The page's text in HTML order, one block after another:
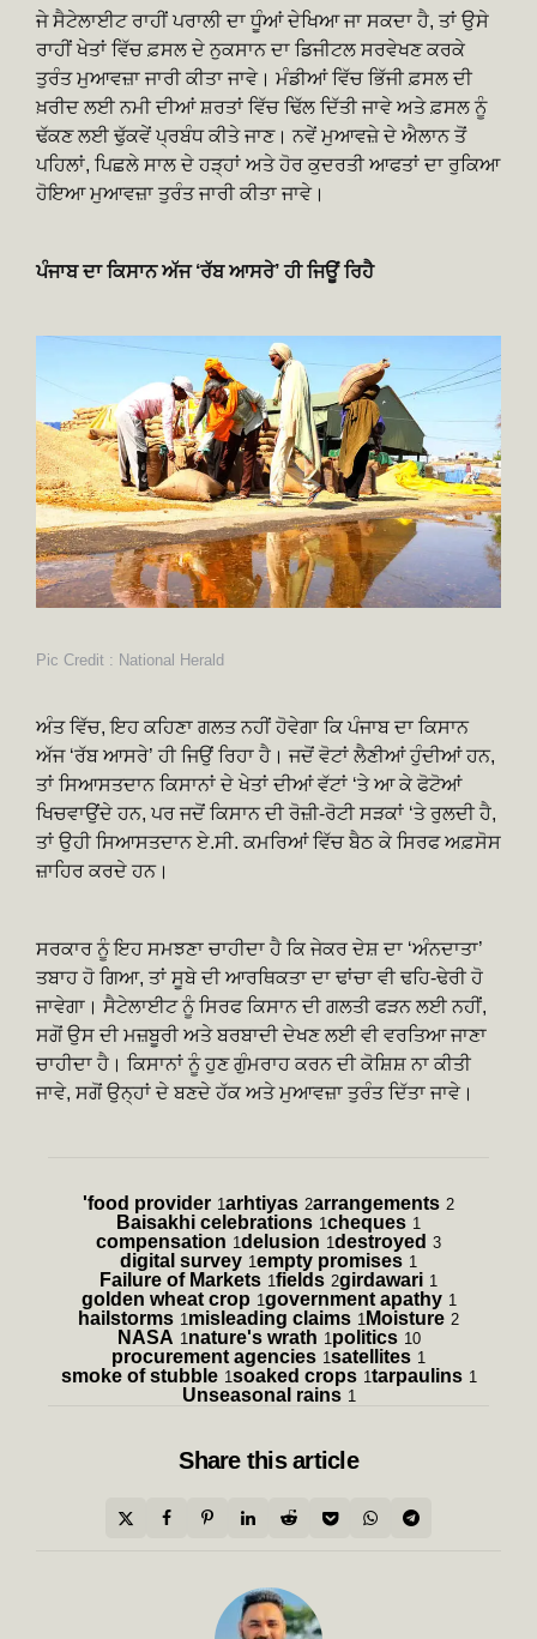
ਜੇ ਸੈਟੇਲਾਈਟ ਰਾਹੀਂ ਪਰਾਲੀ ਦਾ ਧੂੰਆਂ ਦੇਖਿਆ ਜਾ ਸਕਦਾ ਹੈ, ਤਾਂ ਉਸੇ
ਰਾਹੀਂ ਖੇਤਾਂ ਵਿੱਚ ਫ਼ਸਲ ਦੇ ਨੁਕਸਾਨ ਦਾ ਡਿਜੀਟਲ ਸਰਵੇਖਣ ਕਰਕੇ
ਤੁਰੰਤ ਮੁਆਵਜ਼ਾ ਜਾਰੀ ਕੀਤਾ ਜਾਵੇ। ਮੰਡੀਆਂ ਵਿੱਚ ਭਿੱਜੀ ਫ਼ਸਲ ਦੀ
ਖ਼ਰੀਦ ਲਈ ਨਮੀ ਦੀਆਂ ਸ਼ਰਤਾਂ ਵਿੱਚ ਢਿੱਲ ਦਿੱਤੀ ਜਾਵੇ ਅਤੇ ਫ਼ਸਲ ਨੂੰ
ਢੱਕਣ ਲਈ ਢੁੱਕਵੇਂ ਪ੍ਰਬੰਧ ਕੀਤੇ ਜਾਣ। ਨਵੇਂ ਮੁਆਵਜ਼ੇ ਦੇ ਐਲਾਨ ਤੋਂ
ਪਹਿਲਾਂ, ਪਿਛਲੇ ਸਾਲ ਦੇ ਹੜ੍ਹਾਂ ਅਤੇ ਹੋਰ ਕੁਦਰਤੀ ਆਫਤਾਂ ਦਾ ਰੁਕਿਆ
ਹੋਇਆ ਮੁਆਵਜ਼ਾ ਤੁਰੰਤ ਜਾਰੀ ਕੀਤਾ ਜਾਵੇ।
ਪੰਜਾਬ ਦਾ ਕਿਸਾਨ ਅੱਜ ‘ਰੱਬ ਆਸਰੇ’ ਹੀ ਜਿਊਂ ਰਿਹੈ
Pic Credit : National Herald
ਅੰਤ ਵਿੱਚ, ਇਹ ਕਹਿਣਾ ਗਲਤ ਨਹੀਂ ਹੋਵੇਗਾ ਕਿ ਪੰਜਾਬ ਦਾ ਕਿਸਾਨ
ਅੱਜ ‘ਰੱਬ ਆਸਰੇ’ ਹੀ ਜਿਉਂ ਰਿਹਾ ਹੈ। ਜਦੋਂ ਵੋਟਾਂ ਲੈਣੀਆਂ ਹੁੰਦੀਆਂ ਹਨ,
ਤਾਂ ਸਿਆਸਤਦਾਨ ਕਿਸਾਨਾਂ ਦੇ ਖੇਤਾਂ ਦੀਆਂ ਵੱਟਾਂ ‘ਤੇ ਆ ਕੇ ਫੋਟੋਆਂ
ਖਿਚਵਾਉਂਦੇ ਹਨ, ਪਰ ਜਦੋਂ ਕਿਸਾਨ ਦੀ ਰੋਜ਼ੀ-ਰੋਟੀ ਸੜਕਾਂ ‘ਤੇ ਰੁਲਦੀ ਹੈ,
ਤਾਂ ਉਹੀ ਸਿਆਸਤਦਾਨ ਏ.ਸੀ. ਕਮਰਿਆਂ ਵਿੱਚ ਬੈਠ ਕੇ ਸਿਰਫ ਅਫ਼ਸੋਸ
ਜ਼ਾਹਿਰ ਕਰਦੇ ਹਨ।
ਸਰਕਾਰ ਨੂੰ ਇਹ ਸਮਝਣਾ ਚਾਹੀਦਾ ਹੈ ਕਿ ਜੇਕਰ ਦੇਸ਼ ਦਾ ‘ਅੰਨਦਾਤਾ’
ਤਬਾਹ ਹੋ ਗਿਆ, ਤਾਂ ਸੂਬੇ ਦੀ ਆਰਥਿਕਤਾ ਦਾ ਢਾਂਚਾ ਵੀ ਢਹਿ-ਢੇਰੀ ਹੋ
ਜਾਵੇਗਾ। ਸੈਟੇਲਾਈਟ ਨੂੰ ਸਿਰਫ ਕਿਸਾਨ ਦੀ ਗਲਤੀ ਫੜਨ ਲਈ ਨਹੀਂ,
ਸਗੋਂ ਉਸ ਦੀ ਮਜ਼ਬੂਰੀ ਅਤੇ ਬਰਬਾਦੀ ਦੇਖਣ ਲਈ ਵੀ ਵਰਤਿਆ ਜਾਣਾ
ਚਾਹੀਦਾ ਹੈ। ਕਿਸਾਨਾਂ ਨੂੰ ਹੁਣ ਗੁੰਮਰਾਹ ਕਰਨ ਦੀ ਕੋਸ਼ਿਸ਼ ਨਾ ਕੀਤੀ
ਜਾਵੇ, ਸਗੋਂ ਉਨ੍ਹਾਂ ਦੇ ਬਣਦੇ ਹੱਕ ਅਤੇ ਮੁਆਵਜ਼ਾ ਤੁਰੰਤ ਦਿੱਤਾ ਜਾਵੇ।
'food provider 1 arhtiyas 2arrangements 2
Baisakhi celebrations 1 cheques 1
compensation 1 delusion 1 destroyed 3
digital survey 1 empty promises 1
Failure of Markets 1 fields 2girdawari 1
golden wheat crop 1 government apathy 1
hailstorms 1 misleading claims 1 Moisture 2
NASA 1 nature's wrath 1 politics 10
procurement agencies 1 satellites 1
smoke of stubble 1 soaked crops 1 tarpaulins 1
Unseasonal rains 1
Share this article